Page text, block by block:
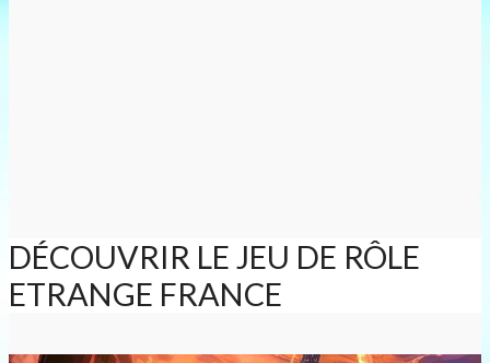
DÉCOUVRIR LE JEU DE RÔLE
ETRANGE FRANCE